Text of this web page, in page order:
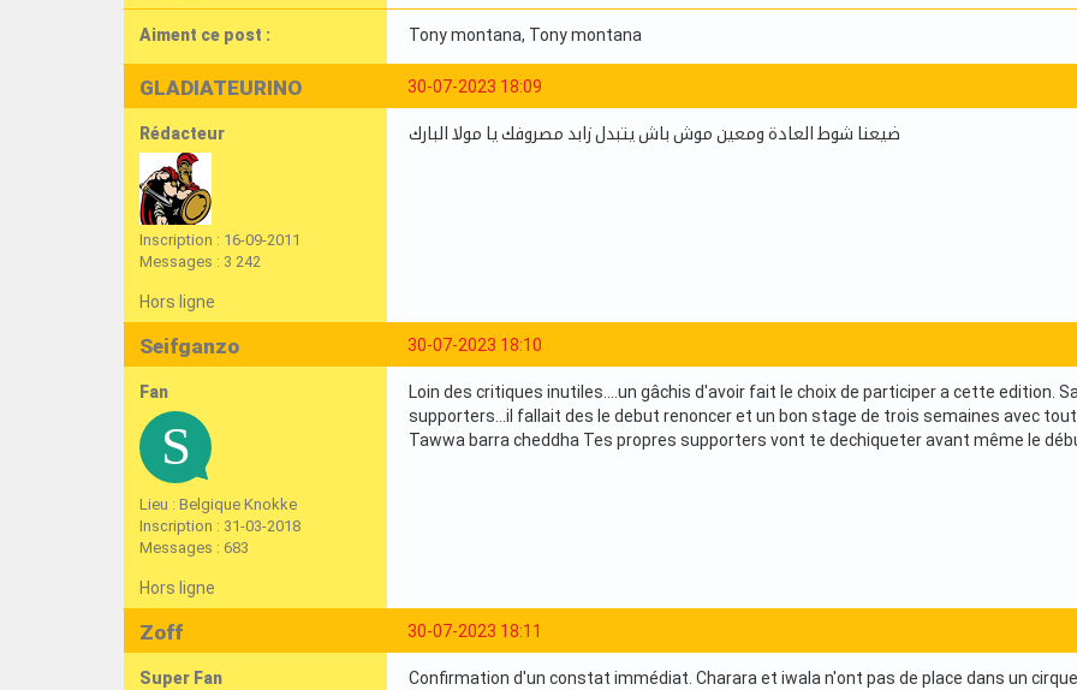
Aiment ce post : Tony montana, Tony montana
30-07-2023 18:09
GLADIATEURINO
Rédacteur
Inscription : 16-09-2011
Messages : 3 242
ضيعنا شوط العادة ومعين موش باش يتبدل زابد مصروفك يا مولا البارك
Hors ligne
30-07-2023 18:10
Seifganzo
Fan
Lieu : Belgique Knokke
Inscription : 31-03-2018
Messages : 683
Loin des critiques inutiles....un gâchis d'avoir fait le choix de participer a cette edition.
supporters...il fallait des le debut renoncer et un bon stage de trois semaines avec
Tawwa barra cheddha Tes propres supporters vont te dechiqueter avant même le
Hors ligne
30-07-2023 18:11
Zoff
Super Fan
Confirmation d'un constat immédiat. Charara et iwala n'ont pas de place dans un